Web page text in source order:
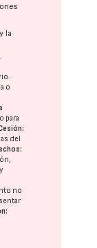
y la
o
para
del
no